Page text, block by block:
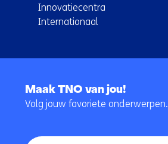
Innovatiecentra
Internationaal
navigatie
Maak TNO van jou!
Volg jouw favoriete onderwerpen.